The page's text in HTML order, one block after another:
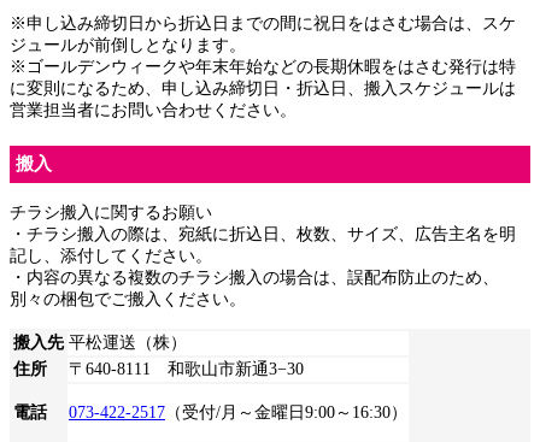
※申し込み締切日から折込日までの間に祝日をはさむ場合は、スケ
ジュールが前倒しとなります。
※ゴールデンウィークや年末年始などの長期休暇をはさむ発行は特
に変則になるため、申し込み締切日・折込日、搬入スケジュールは
営業担当者にお問い合わせください。
搬入
チラシ搬入に関するお願い
・チラシ搬入の際は、宛紙に折込日、枚数、サイズ、広告主名を明
記し、添付してください。
・内容の異なる複数のチラシ搬入の場合は、誤配布防止のため、
別々の梱包でご搬入ください。
搬入先 平松運送（株）
住所
〒640-8111 和歌山市新通3−30
電話 073-422-2517 （受付/月～金曜日9:00～16:30）